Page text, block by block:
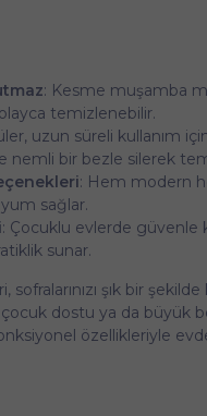
: Kesme muşamba
temizlenebilir.
uzun süreli kullanım
nemli bir bezle silerek
: Hem modern
sağlar.
: Çocuklu evlerde güvenle
sunar.
şık bir
dostu ya da büyük
özellikleriyle